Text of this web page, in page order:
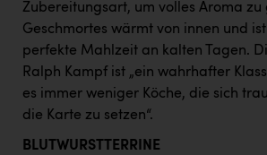
Kleider Bauer
Kremsmüller Anlagenbau GmbH
Maximarkt
Oldtimer Raststationen und Motorhotels
Österreichischer Kachelofenverband
Zubereitungsart, um volles Aroma zu
Geschmortes wärmt von innen und
perfekte Mahlzeit an kalten Tagen.
Ralph Kampf ist „ein wahrhafter
es immer weniger Köche, die sich
die Karte zu setzen“.
BLUTWURSTTERRINE